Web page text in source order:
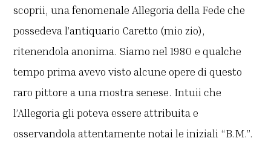
scoprii, una fenomenale Allegoria della Fede che
possedeva l’antiquario Caretto (mio zio),
ritenendola anonima. Siamo nel 1980 e qualche
tempo prima avevo visto alcune opere di questo
raro pittore a una mostra senese. Intuii che
l’Allegoria gli poteva essere attribuita e
osservandola attentamente notai le iniziali “B.M.”.